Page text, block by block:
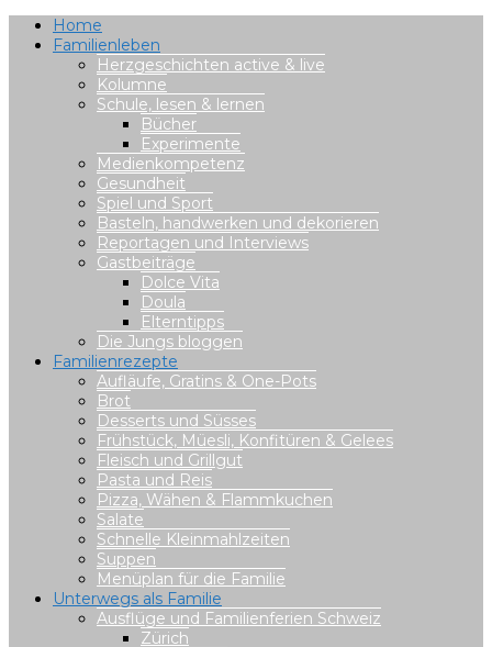
Home
Familienleben
Herzgeschichten active & live
Kolumne
Schule, lesen & lernen
Bücher
Experimente
Medienkompetenz
Gesundheit
Spiel und Sport
Basteln, handwerken und dekorieren
Reportagen und Interviews
Gastbeiträge
Dolce Vita
Doula
Elterntipps
Die Jungs bloggen
Familienrezepte
Aufläufe, Gratins & One-Pots
Brot
Desserts und Süsses
Frühstück, Müesli, Konfitüren & Gelees
Fleisch und Grillgut
Pasta und Reis
Pizza, Wähen & Flammkuchen
Salate
Schnelle Kleinmahlzeiten
Suppen
Menüplan für die Familie
Unterwegs als Familie
Ausflüge und Familienferien Schweiz
Zürich